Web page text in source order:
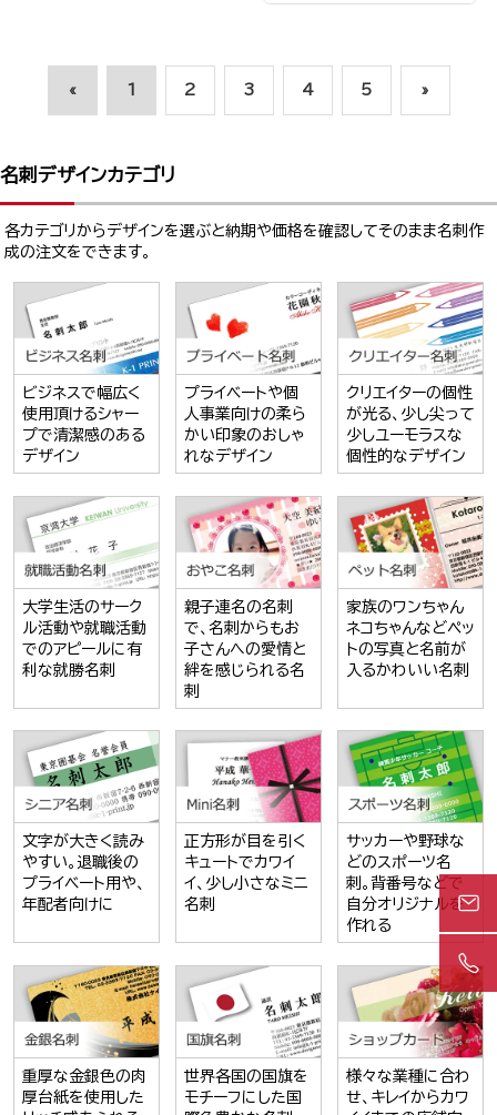
« 1 2 3 4 5 »
名刺デザインカテゴリ
各カテゴリからデザインを選ぶと納期や価格を確認してそのまま名刺作
成の注文をできます。
ビジネスで幅広く
使用頂けるシャー
プで清潔感のある
デザイン
プライベートや個
人事業向けの柔ら
かい印象のおしゃ
れなデザイン
クリエイターの個性
が光る、少し尖って
少しユーモラスな
個性的なデザイン
大学生活のサーク
ル活動や就職活動
でのアピールに有
利な就勝名刺
親子連名の名刺
で、名刺からもお
子さんへの愛情と
絆を感じられる名
刺
家族のワンちゃん
ネコちゃんなどペッ
トの写真と名前が
入るかわいい名刺
文字が大きく読み
やすい。退職後の
プライベート用や、
年配者向けに
正方形が目を引く
キュートでカワイ
イ、少し小さなミニ
名刺
サッカーや野球な
どのスポーツ名
刺。背番号などで
自分オリジナルを
作れる
重厚な金銀色の肉
厚台紙を使用した
世界各国の国旗を
モチーフにした国
様々な業種に合わ
せ、キレイからカワ